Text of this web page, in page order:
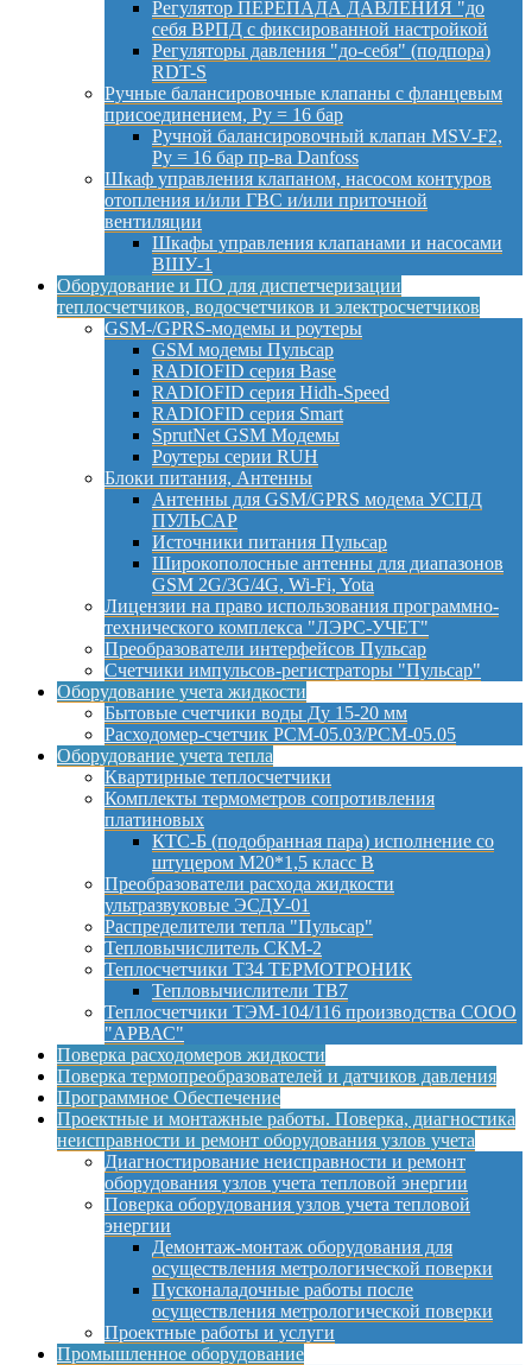
Регулятор ПЕРЕПАДА ДАВЛЕНИЯ "до
себя ВРПД с фиксированной настройкой
Регуляторы давления "до-себя" (подпора)
RDT-S
Ручные балансировочные клапаны с фланцевым
присоединением, Py = 16 бар
Ручной балансировочный клапан MSV-F2,
Py = 16 бар пр-ва Danfoss
Шкаф управления клапаном, насосом контуров
отопления и/или ГВС и/или приточной
вентиляции
Шкафы управления клапанами и насосами
ВШУ-1
Оборудование и ПО для диспетчеризации
теплосчетчиков, водосчетчиков и электросчетчиков
GSM-/GPRS-модемы и роутеры
GSM модемы Пульсар
RADIOFID серия Base
RADIOFID серия Hidh-Speed
RADIOFID серия Smart
SprutNet GSM Модемы
Роутеры серии RUH
Блоки питания, Антенны
Антенны для GSM/GPRS модема УСПД
ПУЛЬСАР
Источники питания Пульсар
Широкополосные антенны для диапазонов
GSM 2G/3G/4G, Wi-Fi, Yota
Лицензии на право использования программно-
технического комплекса "ЛЭРС-УЧЕТ"
Преобразователи интерфейсов Пульсар
Счетчики импульсов-регистраторы "Пульсар"
Оборудование учета жидкости
Бытовые счетчики воды Ду 15-20 мм
Расходомер-счетчик РСМ-05.03/РСМ-05.05
Оборудование учета тепла
Квартирные теплосчетчики
Комплекты термометров сопротивления
платиновых
КТС-Б (подобранная пара) исполнение со
штуцером М20*1,5 класс B
Преобразователи расхода жидкости
ультразвуковые ЭСДУ-01
Распределители тепла "Пульсар"
Тепловычислитель СКМ-2
Теплосчетчики Т34 ТЕРМОТРОНИК
Тепловычислители ТВ7
Теплосчетчики ТЭМ-104/116 производства СООО
"АРВАС"
Поверка расходомеров жидкости
Поверка термопреобразователей и датчиков давления
Программное Обеспечение
Проектные и монтажные работы. Поверка, диагностика
неисправности и ремонт оборудования узлов учета
Диагностирование неисправности и ремонт
оборудования узлов учета тепловой энергии
Поверка оборудования узлов учета тепловой
энергии
Демонтаж-монтаж оборудования для
осуществления метрологической поверки
Пусконаладочные работы после
осуществления метрологической поверки
Проектные работы и услуги
Промышленное оборудование